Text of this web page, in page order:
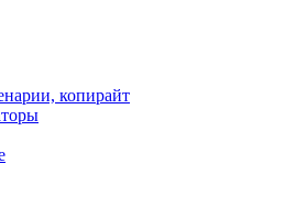
копирайт